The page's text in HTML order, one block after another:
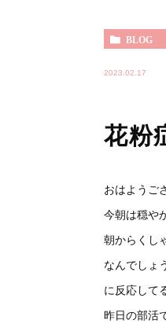
BLOG
2023.02.17
花粉
おはようご
今朝は穏や
朝からくし
なんでしょ
に反応して
昨日の部活